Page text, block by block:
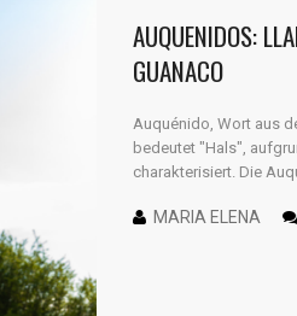
AUQUENIDOS:
GUANACO
Auquénido, Wort aus
bedeutet "Hals",
charakterisiert. Die
MARIA ELENA